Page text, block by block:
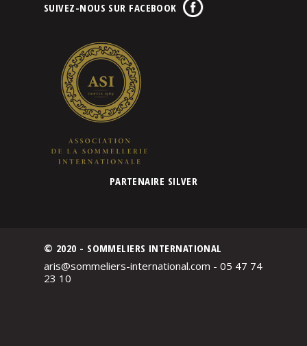
SUIVEZ-NOUS SUR FACEBOOK
PARTENAIRE SILVER
© 2020 - SOMMELIERS INTERNATIONAL
aris@sommeliers-international.com - 05 47 74
23 10